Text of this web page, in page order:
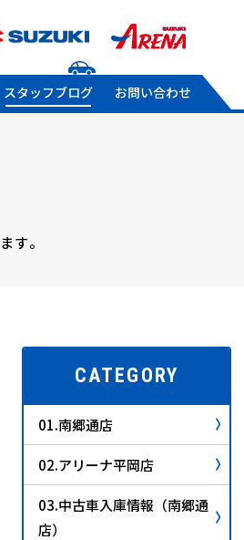
スタッフブログ お問い合わせ
す。
CATEGORY
01.南郷通店
02.アリーナ平岡店
03.中古車入庫情報（南郷通
店）